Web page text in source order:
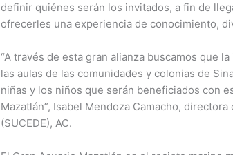
definir quiénes serán los invitados, a fin de
ofrecerles una experiencia de conocimiento,
“A través de esta gran alianza buscamos que
las aulas de las comunidades y colonias de
niñas y los niños que serán beneficiados con
Mazatlán”, Isabel Mendoza Camacho,
(SUCEDE), AC.